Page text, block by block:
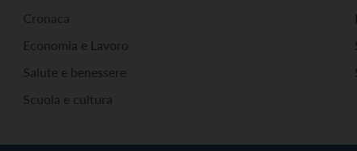
Cronaca
Economia e Lavoro
Salute e benessere
Scuola e cultura